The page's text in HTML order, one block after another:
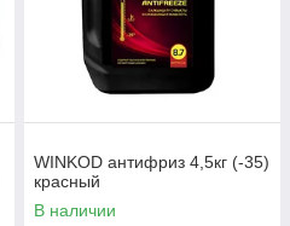
WINKOD антифриз 4,5кг (-35)
красный
В наличии